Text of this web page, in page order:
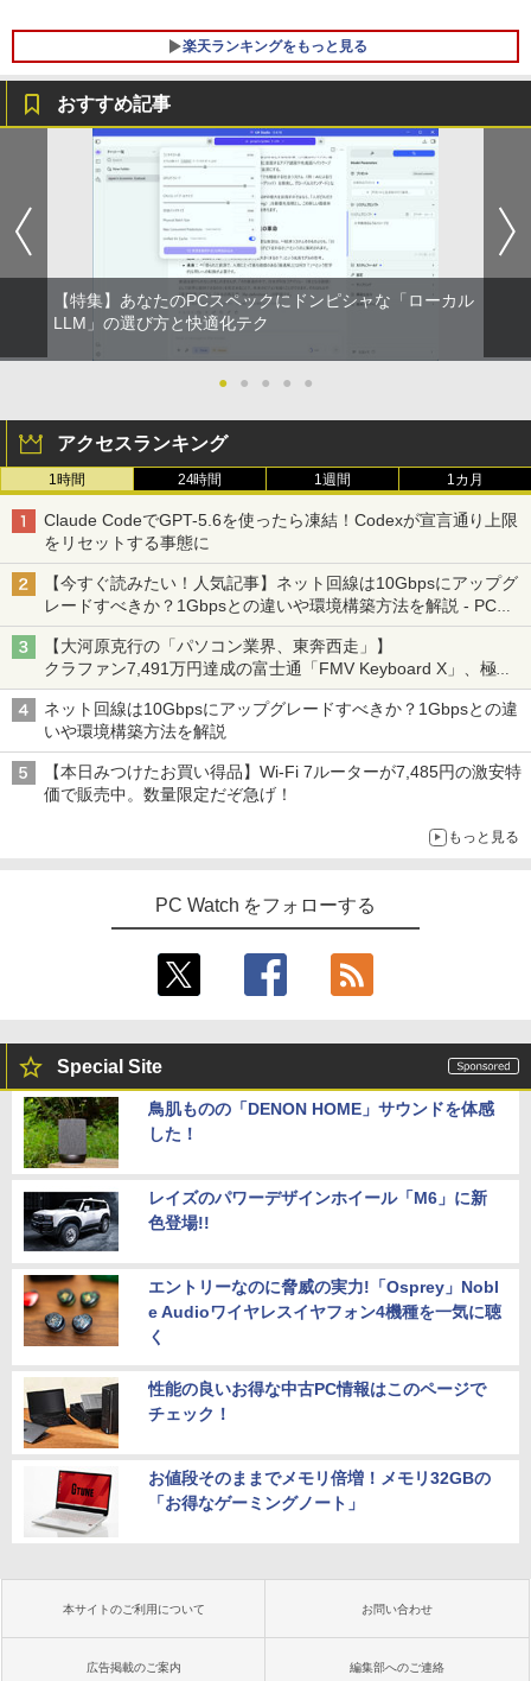
enovo ThinkCentre M720t 10SR-S0W7
00】
楽天ランキングをもっと見る
薬屋のひとりごと 17巻 【電子書籍】[ 日
向夏 ]
「山田五郎 オトナの教養講座」 世界一や
￥1,760
3
(楽譜) バスクラリネット協奏曲「感傷的3
(吹奏楽)(スコア+パート譜セット)【※必
ずページ内に記載の納期をご確認くださ
い】
￥103,140
4
イシューからはじめよ［改訂版］ 知的生
産の「シンプルな本質」 [ 安宅和人 ]
￥2,200
￥5,170
おすすめ記事
【特集】あなたのPCスペックにドンピシャな「ローカル
LLM」の選び方と快適化テク
● ● ● ● ●
アクセスランキング
1時間 24時間 1週間 1カ月
Claude CodeでGPT-5.6を使ったら凍結！Codexが宣言通り上限
をリセットする事態に
【今すぐ読みたい！人気記事】ネット回線は10Gbpsにアップグ
レードすべきか？1Gbpsとの違いや環境構築方法を解説 - PC
Watch
【大河原克行の「パソコン業界、東奔西走」】
クラファン7,491万円達成の富士通「FMV Keyboard X」、極限
の静音化を追求
ネット回線は10Gbpsにアップグレードすべきか？1Gbpsとの違
いや環境構築方法を解説
【本日みつけたお買い得品】Wi-Fi 7ルーターが7,485円の激安特
価で販売中。数量限定だぞ急げ！
もっと見る
PC Watch をフォローする
Special Site
鳥肌ものの「DENON HOME」サウンドを体感
した！
レイズのパワーデザインホイール「M6」に新
色登場!!
エントリーなのに脅威の実力!「Osprey」Nobl
e Audioワイヤレスイヤフォン4機種を一気に聴
く
性能の良いお得な中古PC情報はこのページで
チェック！
お値段そのままでメモリ倍増！メモリ32GBの
「お得なゲーミングノート」
本サイトのご利用について お問い合わせ
広告掲載のご案内 編集部へのご連絡